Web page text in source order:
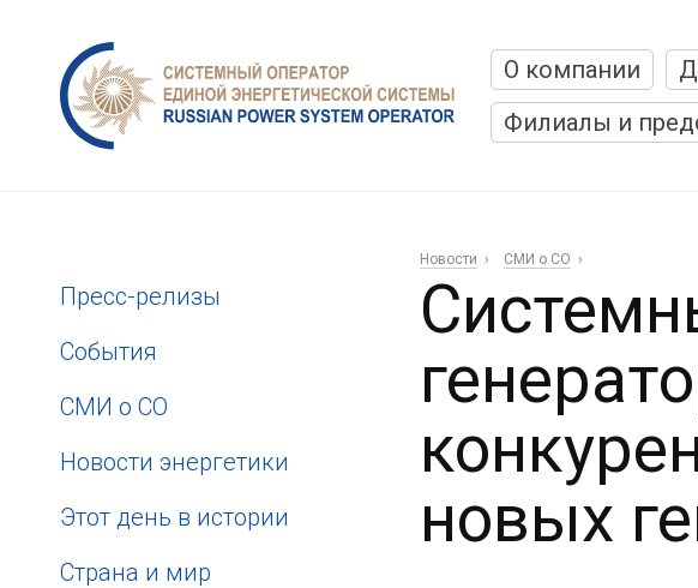
О компании
Филиалы и
Пресс-релизы
События
СМИ о СО
Новости энергетики
Этот день в истории
Страна и мир
Новости СМИ о СО
новых